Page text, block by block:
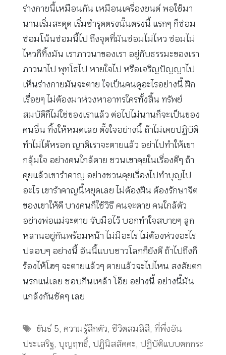
ร่างกายนี้เหมือนกัน เหมือนเครื่องยนต์ พอใช้มา
นานเริ่มสะดุด เริ่มชำรุดตรงนั้นตรงนี้ แรกๆ ก็ซ่อม
ซ่อมโน้นซ่อมนี้ไป ถึงจุดที่มันซ่อมไม่ไหว ซ่อมไม่
ไหวก็ทิ้งมัน เราภาวนาของเรา อยู่กับธรรมะของเรา
ภาวนาไป พุทโธไป หายใจไป หรือเจริญปัญญาไป
เห็นร่างกายมันจะตาย ใจเป็นคนดูอะไรอย่างนี้ ฝึก
เรื่อยๆ ไม่ต้องมาห่วงหาอาทรใครทั้งสิ้น ทรัพย์
สมบัติก็ไม่ใช่ของเราแล้ว ต่อไปไม่นานก็จะเป็นของ
คนอื่น ทิ้งให้หมดเลย ตั้งใจอย่างนี้ ถ้าไม่เคยปฏิบัติ
ทำไม่ได้หรอก ญาติเราจะตายแล้ว อย่าไปทำให้เขา
กลุ้มใจ อย่างคนใกล้ตาย ชวนเขาคุยในเรื่องดีๆ ถ้า
คุยแล้วเขารำคาญ อย่างชวนคุยเรื่องไปทำบุญไป
อะไร เขารำคาญนี้หยุดเลย ไม่ต้องฝืน ต้องรักษาจิต
ของเขาให้ดี บางคนก็ใช้วิธี คนจะตาย คนใกล้ตัว
อย่างพ่อแม่จะตาย จับมือไว้ บอกทำใจสบายๆ ลูก
หลานอยู่กันพร้อมหน้า ไม่มีอะไร ไม่ต้องห่วงอะไร
ปลอบๆ อย่างนี้ อันนี้แบบชาวโลกก็ยังดี ถ้าไปถึงก็
ร้องไห้โฮๆ จะตายแล้วๆ ตายแล้วจะไปไหน สงสัยตก
นรกแน่เลย ชอบกินเหล้า โอ๊ย อย่างนี้ อย่างนี้มัน
แกล้งกันชัดๆ เลย
Tags
ขันธ์ 5,ความรู้สึกตัว, ชีวิตสมสีสี, ที่พึ่งอัน
ประเสริฐ, บุญฤทธิ์, ปฏินิสสัคคะ, ปฏิบัติแบบตกกระ